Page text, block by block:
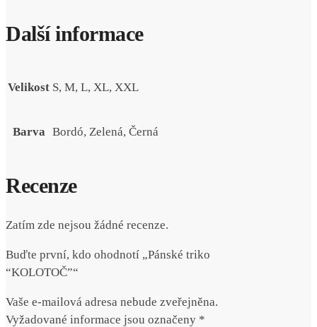
Další informace
Velikost S, M, L, XL, XXL
Barva Bordó, Zelená, Černá
Recenze
Zatím zde nejsou žádné recenze.
Buďte první, kdo ohodnotí „Pánské triko
“KOLOTOČ”“
Vaše e-mailová adresa nebude zveřejněna.
Vyžadované informace jsou označeny *